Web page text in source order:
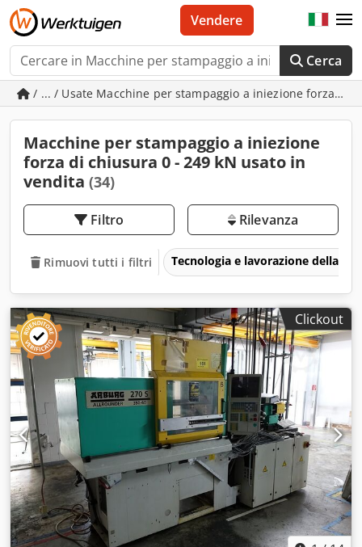
Cerca
Vendere
/ ... / Usate Macchine per stampaggio a iniezione forza di
Macchine per stampaggio a iniezione
forza di chiusura 0 - 249 kN usato in
vendita (34)
Filtro Rilevanza
Rimuovi tutti i filtri Tecnologia e lavorazione della
Clickout